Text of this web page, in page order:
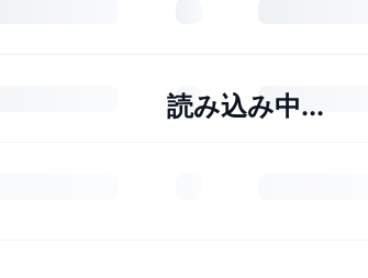
読み込み中...